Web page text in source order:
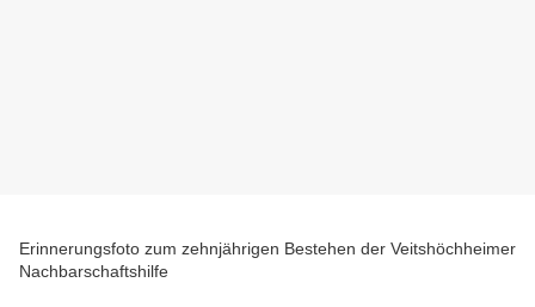
Erinnerungsfoto zum zehnjährigen Bestehen der Veitshöchheimer
Nachbarschaftshilfe